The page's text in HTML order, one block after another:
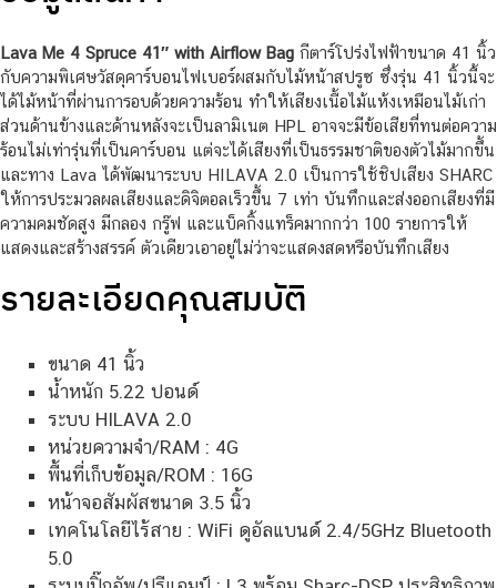
Lava Me 4 Spruce 41″ with Airflow Bag กีตาร์โปร่งไฟฟ้าขนาด 41 นิ้ว
กับความพิเศษวัสดุคาร์บอนไฟเบอร์ผสมกับไม้หน้าสปรูซ ซึ่งรุ่น 41 นิ้วนี้จะ
ได้ไม้หน้าที่ผ่านการอบด้วยความร้อน ทำให้เสียงเนื้อไม้แห้งเหมือนไม้เก่า
ส่วนด้านข้างและด้านหลังจะเป็นลามิเนต HPL อาจจะมีข้อเสียที่ทนต่อความ
ร้อนไม่เท่ารุ่นที่เป็นคาร์บอน แต่จะได้เสียงที่เป็นธรรมชาติของตัวไม้มากขึ้น
และทาง Lava ได้พัฒนาระบบ HILAVA 2.0 เป็นการใช้ชิปเสียง SHARC
ให้การประมวลผลเสียงและดิจิตอลเร็วขึ้น 7 เท่า บันทึกและส่งออกเสียงที่มี
ความคมชัดสูง มีกลอง กรู๊ฟ และแบ็คกิ้งแทร็คมากกว่า 100 รายการให้
แสดงและสร้างสรรค์ ตัวเดียวเอาอยู่ไม่ว่าจะแสดงสดหรือบันทึกเสียง
รายละเอียดคุณสมบัติ
ขนาด 41 นิ้ว
น้ำหนัก 5.22 ปอนด์
ระบบ HILAVA 2.0
หน่วยความจำ/RAM : 4G
พื้นที่เก็บข้อมูล/ROM : 16G
หน้าจอสัมผัสขนาด 3.5 นิ้ว
เทคโนโลยีไร้สาย : WiFi ดูอัลแบนด์ 2.4/5GHz Bluetooth
5.0